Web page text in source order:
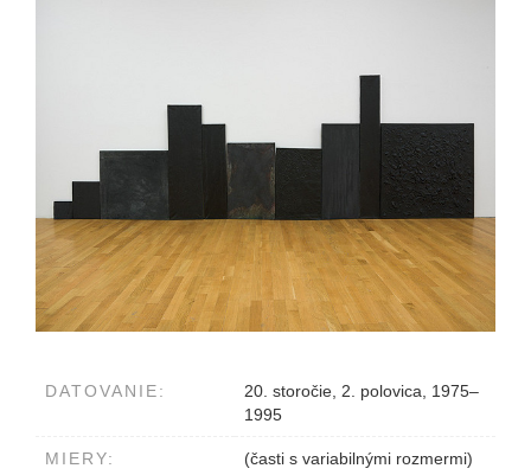
DATOVANIE:
20. storočie, 2. polovica, 1975–
1995
MIERY: (časti s variabilnými rozmermi)